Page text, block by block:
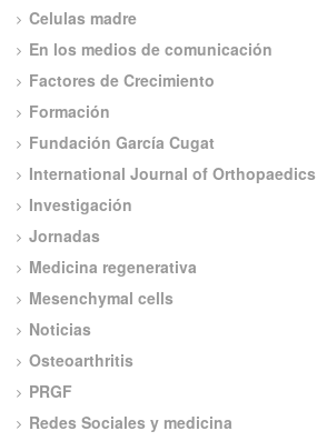
Celulas madre
En los medios de comunicación
Factores de Crecimiento
Formación
Fundación García Cugat
International Journal of Orthopaedics
Investigación
Jornadas
Medicina regenerativa
Mesenchymal cells
Noticias
Osteoarthritis
PRGF
Redes Sociales y medicina